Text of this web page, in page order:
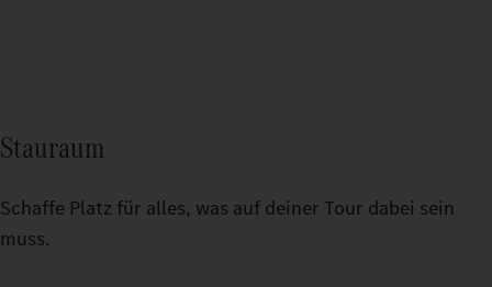
Stauraum
Schaffe Platz für alles, was auf deiner Tour dabei sein
muss.